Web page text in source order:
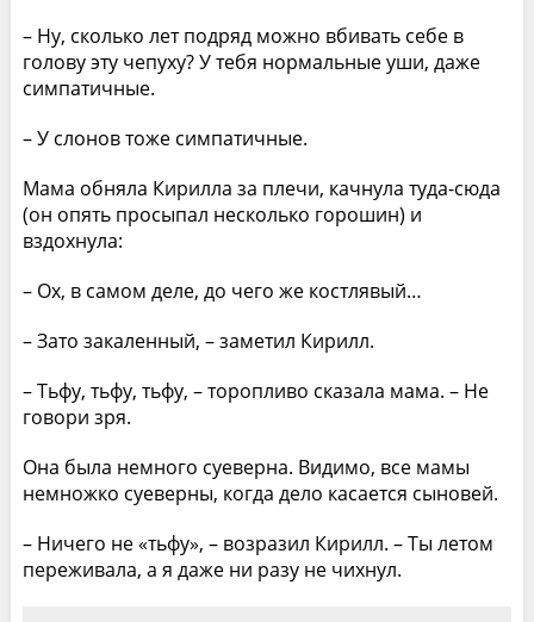
– Ну, сколько лет подряд можно вбивать себе в
голову эту чепуху? У тебя нормальные уши, даже
симпатичные.
– У слонов тоже симпатичные.
Мама обняла Кирилла за плечи, качнула туда-сюда
(он опять просыпал несколько горошин) и
вздохнула:
– Ох, в самом деле, до чего же костлявый…
– Зато закаленный, – заметил Кирилл.
– Тьфу, тьфу, тьфу, – торопливо сказала мама. – Не
говори зря.
Она была немного суеверна. Видимо, все мамы
немножко суеверны, когда дело касается сыновей.
– Ничего не «тьфу», – возразил Кирилл. – Ты летом
переживала, а я даже ни разу не чихнул.